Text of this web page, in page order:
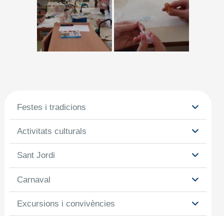
Festes i tradicions
Activitats culturals
Sant Jordi
Carnaval
Excursions i convivències